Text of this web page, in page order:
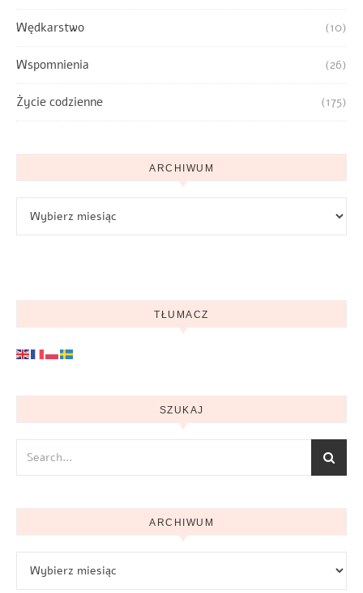
Wędkarstwo (10)
Wspomnienia (26)
Życie codzienne (175)
ARCHIWUM
TŁUMACZ
SZUKAJ
ARCHIWUM